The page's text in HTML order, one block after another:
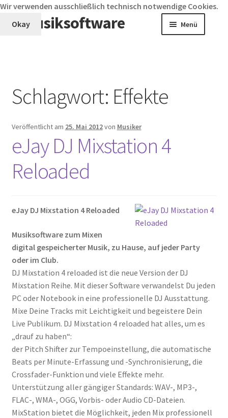
Navigation
Inhalt
Musiksoftware Menü
DJ Software
EDU-Software
Lernen Spiele
Musikproduktion
Notation Notensatz
Noten Scannen
Plug In
Sound Samples
Zubehör
Schlagwort: Effekte
Veröffentlicht am 25. Mai 2012von Musiker
eJay DJ Mixstation 4
Reloaded
eJay DJ Mixstation 4 Reloaded
Musiksoftware zum Mixen
digital gespeicherter Musik, zu Hause, auf jeder Party
oder im Club.
DJ Mixstation 4 reloaded ist die neue Version der DJ
Mixstation Reihe. Mit dieser Software verwandelst Du jeden
PC oder Notebook in eine professionelle DJ Ausstattung.
Mixe Deine Tracks mit Leichtigkeit und begeistere Dein
Live Publikum. DJ Mixstation 4 reloaded hat alles, um es
„drauf zu haben“:
der Pitch Shifter zur Tempoeinstellung, die automatische
Beats per Minute-Erfassung und -Synchronisierung, die
Crossfader-Funktion und viele Effekte mehr.
Unterstützung aller gängiger Standards: WAV-, MP3-,
FLAC-, WMA-, OGG, Vorbis- oder Audio CD-Dateien.
MixStation bietet die Möglichkeit, jeden Mix professionell
Wir verwenden ausschließlich technisch notwendige Cookies.
Okay